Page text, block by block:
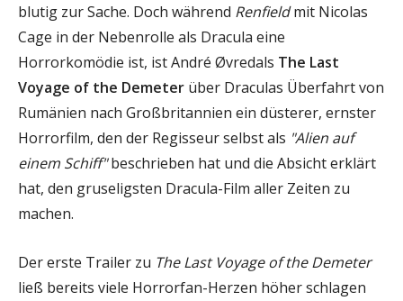
blutig zur Sache. Doch während Renfieldmit Nicolas
Cage in der Nebenrolle als Dracula eine
Horrorkomödie ist, ist André Øvredals The Last
Voyage of the Demeter über Draculas Überfahrt von
Rumänien nach Großbritannien ein düsterer, ernster
Horrorfilm, den der Regisseur selbst als "Alien auf
einem Schiff"beschrieben hat und die Absicht erklärt
hat, den gruseligsten Dracula-Film aller Zeiten zu
machen.
Der erste Trailer zu The Last Voyage of the Demeter
ließ bereits viele Horrorfan-Herzen höher schlagen